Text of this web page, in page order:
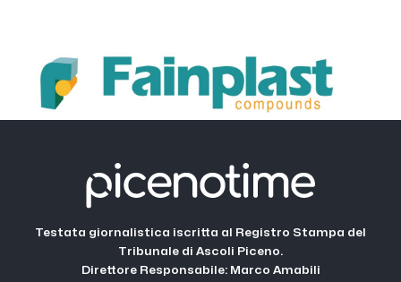
Testata giornalistica iscritta al Registro Stampa del
Tribunale di Ascoli Piceno.
Direttore Responsabile: Marco Amabili